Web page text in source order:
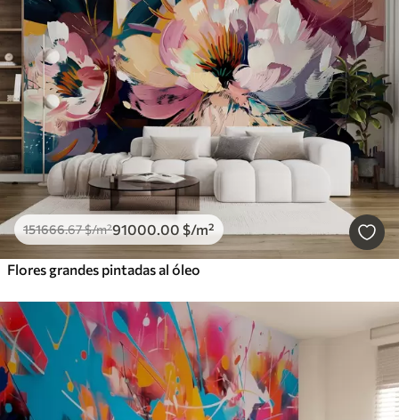
151666.67$/m²91000.00 $/m²
Flores grandes pintadas al óleo